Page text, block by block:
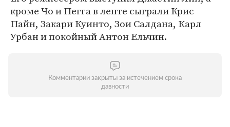
кроме Чо и Пегга в ленте сыграли Крис
Пайн, Закари Куинто, Зои Салдана, Карл
Урбан и покойный Антон Ельчин.
Комментарии закрыты за истечением срока
давности